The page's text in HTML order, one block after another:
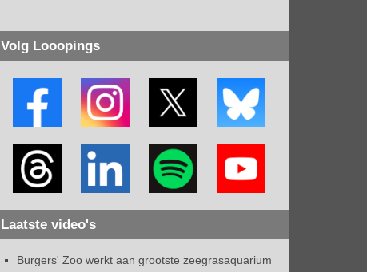
Volg Looopings
Laatste video's
Burgers' Zoo werkt aan grootste zeegrasaquarium